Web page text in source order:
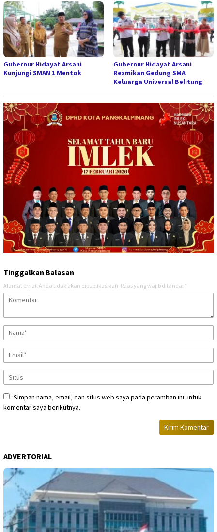
Gubernur Hidayat Arsani
Kunjungi SMAN 1 Mentok
Gubernur Hidayat Arsani
Resmikan Gedung SMA
Keluarga Universal Belitung
Tinggalkan Balasan
Alamat email Anda tidak akan dipublikasikan. Ruas yang wajib ditandai *
Simpan nama, email, dan situs web saya pada peramban ini untuk
komentar saya berikutnya.
ADVERTORIAL